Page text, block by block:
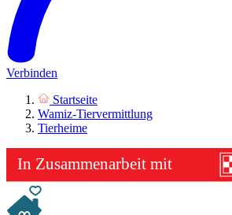
Verbinden
Startseite
Wamiz-Tiervermittlung
Tierheime